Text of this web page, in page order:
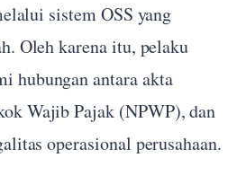
sistem OSS yang
Oleh karena itu, pelaku
hubungan antara akta
Wajib Pajak (NPWP), dan
operasional perusahaan.